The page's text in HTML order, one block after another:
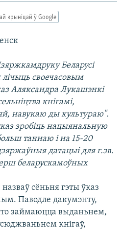
крыніцай ў Google
Беларусі
лічыць своечасовым
Аляксандра Лукашэнкі
кнігамі,
навукаю ды культураю".
зробіць нацыянальную
таннаю і на 15-20
датацыі для г.зв.
беларускамоўных
сёньня гэты ўказ
Паводле дакумэнту,
займаюцца выданьнем,
кнігаў,